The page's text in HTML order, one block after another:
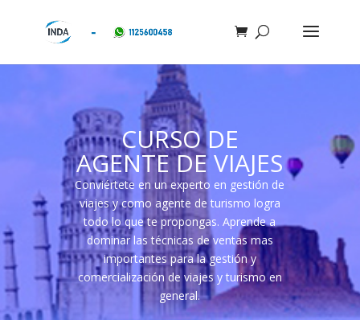
CURSO DE
AGENTE DE VIAJES
Conviértete en un experto en gestión de
viajes y como agente de turismo logra
todo lo que te propongas. Aprende a
dominar las técnicas de ventas mas
importantes para la gestión y
comercialización de viajes y turismo en
general.